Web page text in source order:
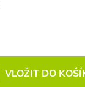
VLOŽIT DO